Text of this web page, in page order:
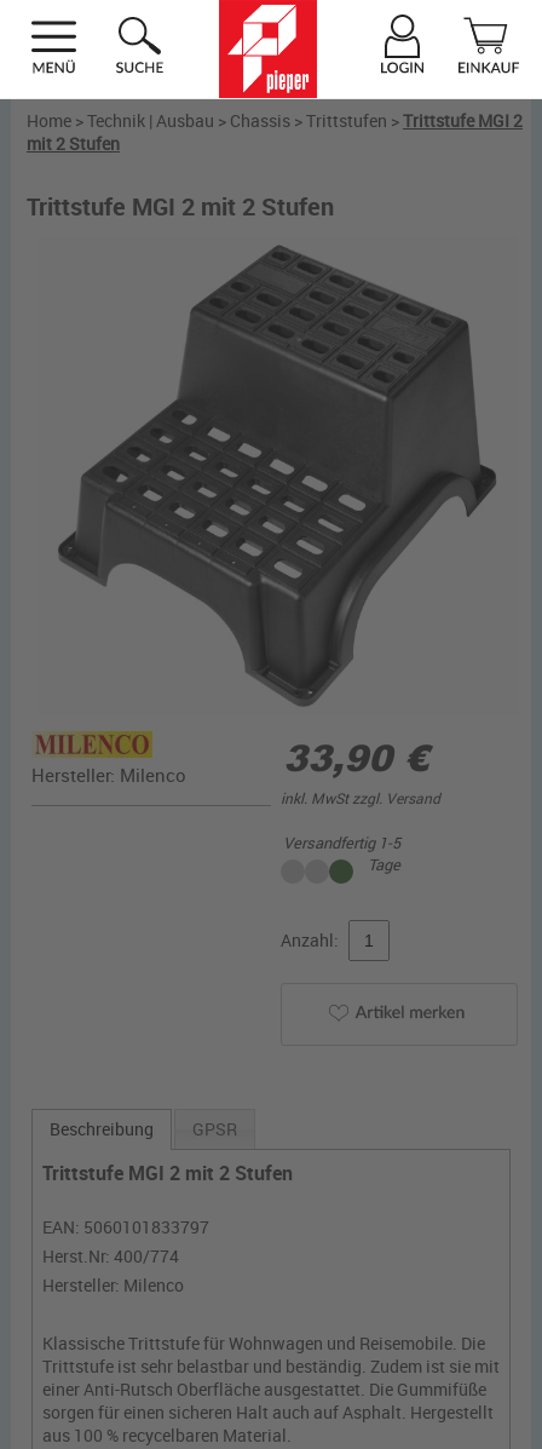
Home >Technik | Ausbau > Chassis >Trittstufen >Trittstufe MGI 2
mit 2 Stufen
Trittstufe MGI 2 mit 2 Stufen
Hersteller: Milenco 33,90 €
inkl. MwSt zzgl. Versand
Versandfertig 1-5
Tage
Anzahl:
Beschreibung GPSR
Trittstufe MGI 2 mit 2 Stufen
EAN: 5060101833797
Herst.Nr: 400/774
Hersteller: Milenco
Klassische Trittstufe für Wohnwagen und Reisemobile. Die
Trittstufe ist sehr belastbar und beständig. Zudem ist sie mit
einer Anti-Rutsch Oberfläche ausgestattet. Die Gummifüße
sorgen für einen sicheren Halt auch auf Asphalt. Hergestellt
aus 100 % recycelbaren Material.